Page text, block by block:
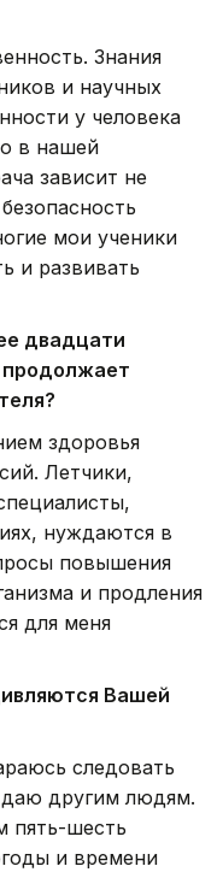
Знания
и научных
у человека
в нашей
зависит не
мои ученики
и развивать
двадцати
продолжает
здоровья
Летчики,
нуждаются в
повышения
и продления
для меня
Вашей
следовать
другим людям.
пять-шесть
и времени